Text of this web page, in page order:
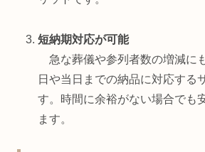
短納期対応が可能
急な葬儀や参列者数の増減に
日や当日までの納品に対応する
す。時間に余裕がない場合でも
ます。